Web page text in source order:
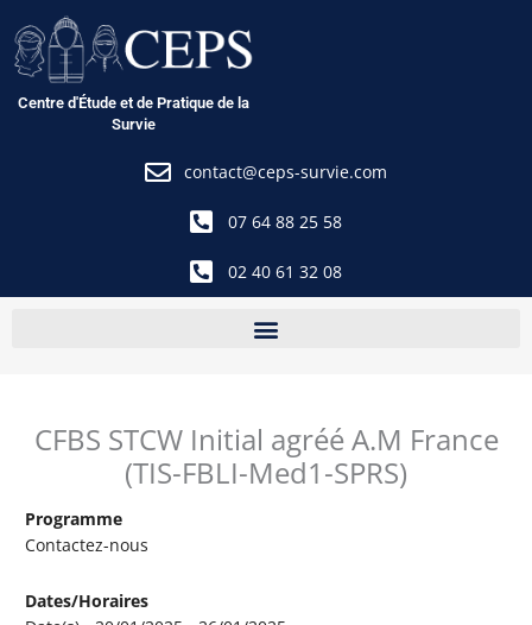
au
contenu
Centre d'Étude et de Pratique de la
Survie
contact@ceps-survie.com
07 64 88 25 58
02 40 61 32 08
CFBS STCW Initial agréé A.M France
(TIS-FBLI-Med1-SPRS)
Programme
Contactez-nous
Dates/Horaires